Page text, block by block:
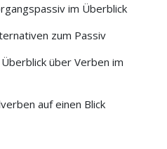
im Überblick
zum Passiv
über Verben im
auf einen Blick